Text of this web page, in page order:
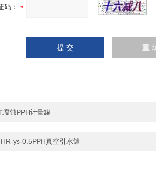
码：
腐蚀PPH计量罐
ys-0.5PPH真空引水罐